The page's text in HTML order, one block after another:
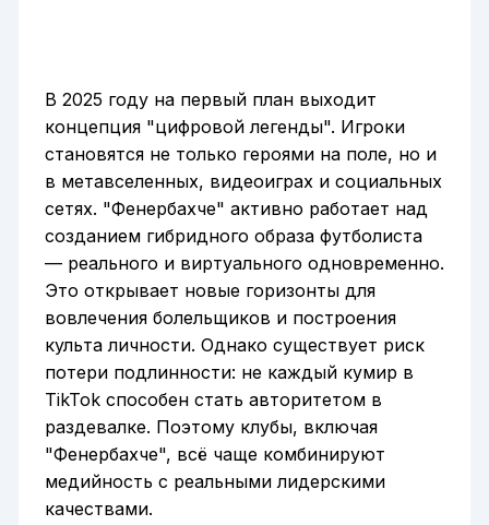
В 2025 году на первый план выходит
концепция "цифровой легенды". Игроки
становятся не только героями на поле, но и
в метавселенных, видеоиграх и социальных
сетях. "Фенербахче" активно работает над
созданием гибридного образа футболиста
— реального и виртуального одновременно.
Это открывает новые горизонты для
вовлечения болельщиков и построения
культа личности. Однако существует риск
потери подлинности: не каждый кумир в
TikTok способен стать авторитетом в
раздевалке. Поэтому клубы, включая
"Фенербахче", всё чаще комбинируют
медийность с реальными лидерскими
качествами.